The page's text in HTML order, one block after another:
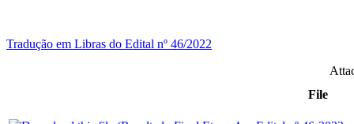
Tradução em Libras do Edital nº 46/2022
File